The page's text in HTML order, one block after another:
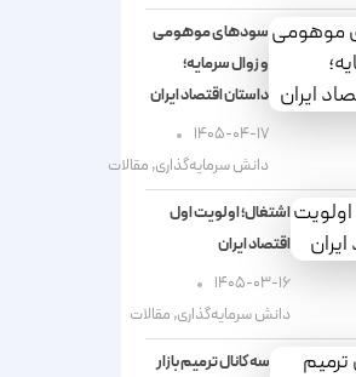
سودهای موهومی
و زوال سرمایه؛
داستان اقتصاد ایران
۱۴۰۵-۰۴-۱۷
دانش سرمایه‌گذاری, مقالات
اشتغال؛ اولویت اول
اقتصاد ایران
۱۴۰۵-۰۳-۱۶
دانش سرمایه‌گذاری, مقالات
سه کانال ترمیم بازار